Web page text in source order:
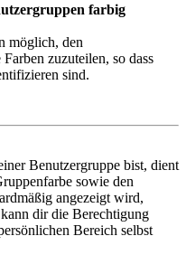
farbig
möglich, den
zuzuteilen, so dass
sind.
Benutzergruppe bist, dient
sowie den
angezeigt wird,
dir die Berechtigung
Bereich selbst